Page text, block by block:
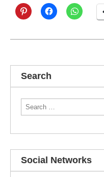
Search
Search
for:
Social Networks